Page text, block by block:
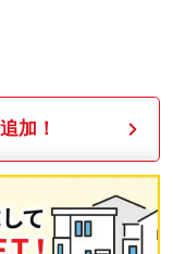
加！